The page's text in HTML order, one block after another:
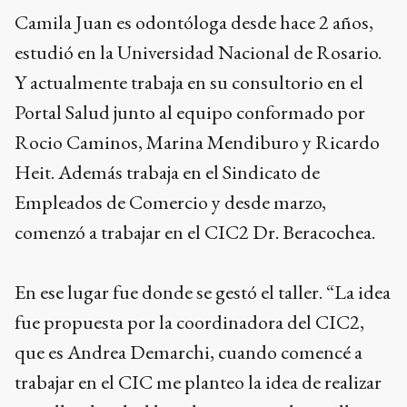
Camila Juan es odontóloga desde hace 2 años,
estudió en la Universidad Nacional de Rosario.
Y actualmente trabaja en su consultorio en el
Portal Salud junto al equipo conformado por
Rocio Caminos, Marina Mendiburo y Ricardo
Heit. Además trabaja en el Sindicato de
Empleados de Comercio y desde marzo,
comenzó a trabajar en el CIC2 Dr. Beracochea.
En ese lugar fue donde se gestó el taller. “La idea
fue propuesta por la coordinadora del CIC2,
que es Andrea Demarchi, cuando comencé a
trabajar en el CIC me planteo la idea de realizar